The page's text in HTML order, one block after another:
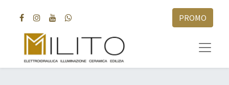
PROMO